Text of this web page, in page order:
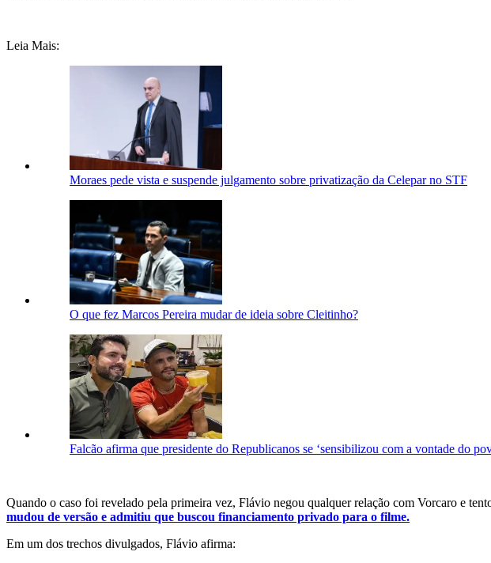
Leia Mais:
Moraes pede vista e suspende julgamento sobre privatização da Celepar no STF
O que fez Marcos Pereira mudar de ideia sobre Cleitinho?
Falcão afirma que presidente do Republicanos se ‘sensibilizou com a vontade do
Quando o caso foi revelado pela primeira vez, Flávio negou qualquer relação com Vorcaro e
mudou de versão e admitiu que buscou financiamento privado para o filme.
Em um dos trechos divulgados, Flávio afirma: